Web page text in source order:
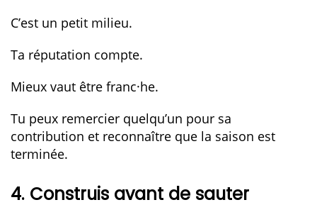
C’est un petit milieu.
Ta réputation compte.
Mieux vaut être franc·he.
Tu peux remercier quelqu’un pour sa
contribution et reconnaître que la saison est
terminée.
4. Construis avant de sauter